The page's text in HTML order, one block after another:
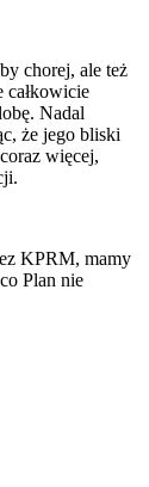
chorej, ale też
całkowicie
Nadal
że jego bliski
więcej,
KPRM, mamy
Plan nie